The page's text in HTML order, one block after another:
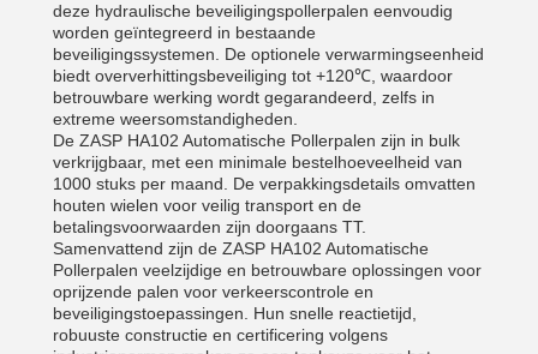
deze hydraulische beveiligingspollerpalen eenvoudig
worden geïntegreerd in bestaande
beveiligingssystemen. De optionele verwarmingseenheid
biedt oververhittingsbeveiliging tot +120℃, waardoor
betrouwbare werking wordt gegarandeerd, zelfs in
extreme weersomstandigheden.
De ZASP HA102 Automatische Pollerpalen zijn in bulk
verkrijgbaar, met een minimale bestelhoeveelheid van
1000 stuks per maand. De verpakkingsdetails omvatten
houten wielen voor veilig transport en de
betalingsvoorwaarden zijn doorgaans TT.
Samenvattend zijn de ZASP HA102 Automatische
Pollerpalen veelzijdige en betrouwbare oplossingen voor
oprijzende palen voor verkeerscontrole en
beveiligingstoepassingen. Hun snelle reactietijd,
robuuste constructie en certificering volgens